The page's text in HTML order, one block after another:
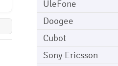
UleFone
Doogee
Cubot
Sony Ericsson